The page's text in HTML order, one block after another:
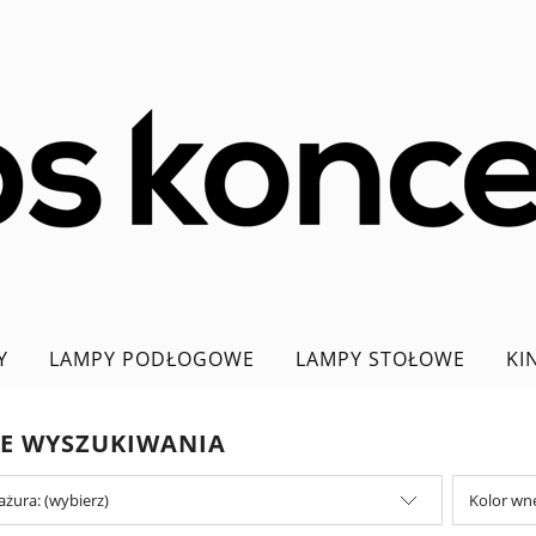
LAMPY PODŁOGOWE LAMPY STOŁOWE
WYSZUKIWANIA
(wybierz) Kolor